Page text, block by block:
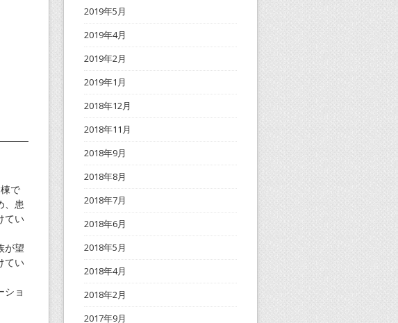
で
、患
てい
が望
てい
ショ
2019年5月
2019年4月
2019年2月
2019年1月
2018年12月
2018年11月
2018年9月
2018年8月
2018年7月
2018年6月
2018年5月
2018年4月
2018年2月
2017年9月